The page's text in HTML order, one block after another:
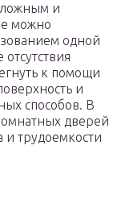
и
можно
одной
к помощи
и
способов. В
дверей
и трудоемкости